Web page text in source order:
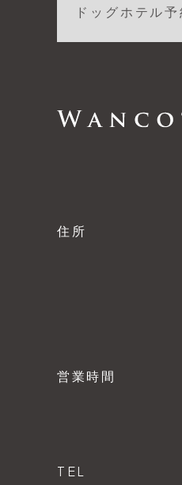
ドッグホテル
住所
営業時間
TEL